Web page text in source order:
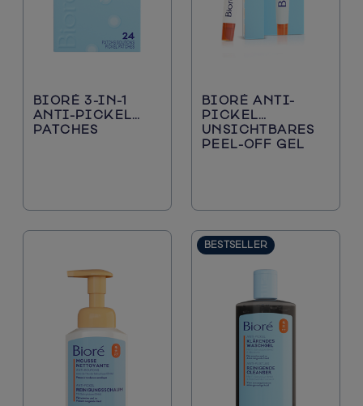
BIORÉ 3-IN-1
ANTI-PICKEL
PATCHES
BIORÉ ANTI-
PICKEL
UNSICHTBARES
PEEL-OFF GEL​
BESTSELLER